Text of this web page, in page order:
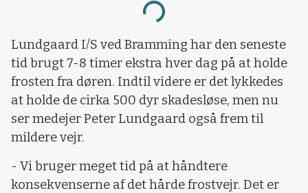
Loading...
Lundgaard I/S ved Bramming har den seneste
tid brugt 7-8 timer ekstra hver dag på at holde
frosten fra døren. Indtil videre er det lykkedes
at holde de cirka 500 dyr skadesløse, men nu
ser medejer Peter Lundgaard også frem til
mildere vejr.
- Vi bruger meget tid på at håndtere
konsekvenserne af det hårde frostvejr. Det er